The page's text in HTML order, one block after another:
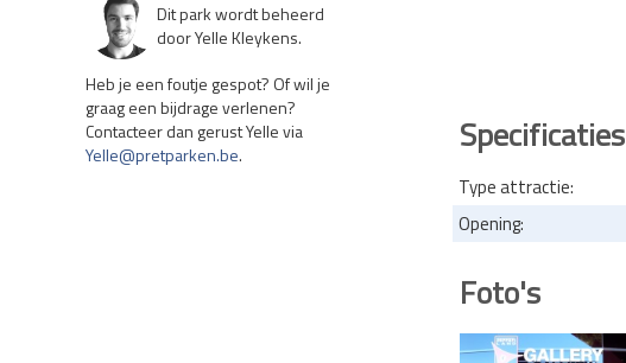
Dit park wordt beheerd
door Yelle Kleykens.
Heb je een foutje gespot? Of wil je
graag een bijdrage verlenen?
Contacteer dan gerust Yelle via
Yelle@pretparken.be. Specificaties
Type attractie:
Opening:
Foto's